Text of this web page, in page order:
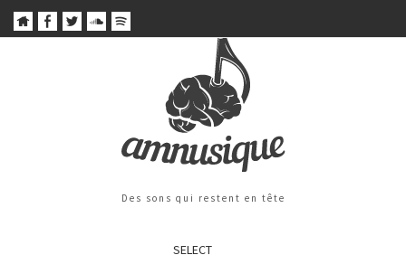
Des sons qui restent en tête
SELECT